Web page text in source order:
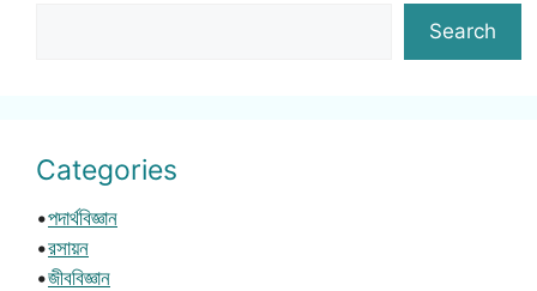
Search
Categories
•পদার্থবিজ্ঞান
•রসায়ন
•জীববিজ্ঞান